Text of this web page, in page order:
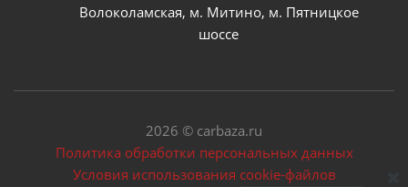
Волоколамская, м. Митино, м. Пятницкое
шоссе
2026 © carbaza.ru
Политика обработки персональных данных
Условия использования cookie-файлов